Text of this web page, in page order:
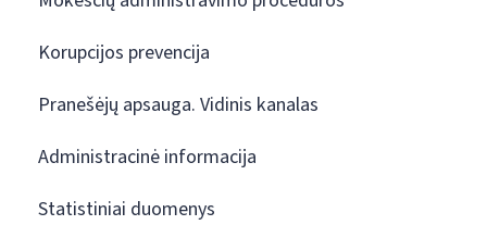
Korupcijos prevencija
Pranešėjų apsauga. Vidinis kanalas
Administracinė informacija
Statistiniai duomenys